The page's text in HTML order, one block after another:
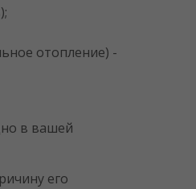
отопление) -
в вашей
его